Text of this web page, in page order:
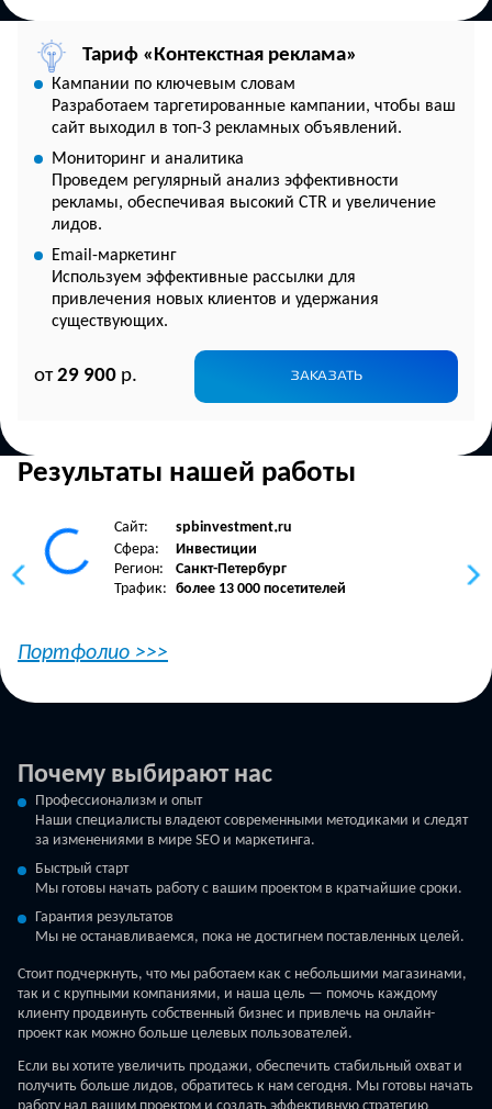
Тариф «Контекстная реклама»
Кампании по ключевым словам
Разработаем таргетированные кампании, чтобы ваш
сайт выходил в топ-3 рекламных объявлений.
Мониторинг и аналитика
Проведем регулярный анализ эффективности
рекламы, обеспечивая высокий CTR и увеличение
лидов.
Email-маркетинг
Используем эффективные рассылки для
привлечения новых клиентов и удержания
существующих.
от29 900 р. ЗАКАЗАТЬ
Результаты нашей работы
Сайт: spbinvestment •ru
Сфера:
Инвестиции
Регион:
Санкт-Петербург
Трафик: более 13 000 посетителей
Портфолио >>>
Почему выбирают нас
Профессионализм и опыт
Наши специалисты владеют современными методиками и следят
за изменениями в мире SEO и маркетинга.
Быстрый старт
Мы готовы начать работу с вашим проектом в кратчайшие сроки.
Гарантия результатов
Мы не останавливаемся, пока не достигнем поставленных целей.
Стоит подчеркнуть, что мы работаем как с небольшими магазинами,
так и с крупными компаниями, и наша цель — помочь каждому
клиенту продвинуть собственный бизнес и привлечь на онлайн-
проект как можно больше целевых пользователей.
Если вы хотите увеличить продажи, обеспечить стабильный охват и
получить больше лидов, обратитесь к нам сегодня. Мы готовы начать